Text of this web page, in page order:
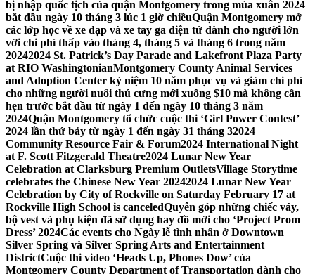
bị nhập quốc tịch của quận Montgomery trong mùa xuân 2024
bắt đầu ngày 10 tháng 3 lúc 1 giờ chiềuQuận Montgomery mở
các lớp học về xe đạp và xe tay ga điện tử dành cho người lớn
với chi phí thấp vào tháng 4, tháng 5 và tháng 6 trong năm
20242024 St. Patrick’s Day Parade and Lakefront Plaza Party
at RIO WashingtonianMontgomery County Animal Services
and Adoption Center kỷ niệm 10 năm phục vụ và giảm chi phí
cho những người nuôi thú cưng mới xuống $10 mà không cần
hẹn trước bắt đầu từ ngày 1 đến ngày 10 tháng 3 năm
2024Quận Montgomery tổ chức cuộc thi ‘Girl Power Contest’
2024 lần thứ bảy từ ngày 1 đến ngày 31 tháng 32024
Community Resource Fair & Forum2024 International Night
at F. Scott Fitzgerald Theatre2024 Lunar New Year
Celebration at Clarksburg Premium OutletsVillage Storytime
celebrates the Chinese New Year 20242024 Lunar New Year
Celebration by City of Rockville on Saturday February 17 at
Rockville High School is canceledQuyên góp những chiếc váy,
bộ vest và phụ kiện đã sử dụng hay đồ mới cho ‘Project Prom
Dress’ 2024Các events cho Ngày lễ tình nhân ở Downtown
Silver Spring và Silver Spring Arts and Entertainment
DistrictCuộc thi video ‘Heads Up, Phones Dow’ của
Montgomery County Department of Transportation dành cho